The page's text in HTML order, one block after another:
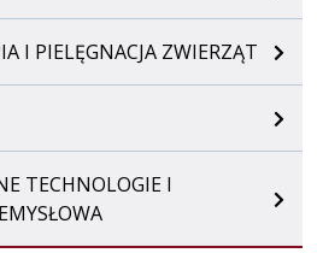
I PIELĘGNACJA ZWIERZĄT
TECHNOLOGIE I